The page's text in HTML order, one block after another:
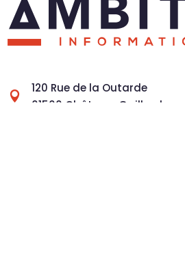

120 Rue de la Outarde
01500 Château-Gaillard